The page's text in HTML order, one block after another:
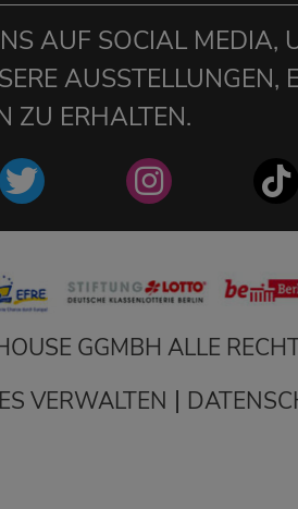
AUF SOCIAL MEDIA,
AUSSTELLUNGEN,
ZU ERHALTEN.
GGMBH ALLE
VERWALTEN |